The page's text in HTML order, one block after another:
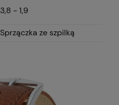
3,8 - 1,9
Sprzączka ze szpilką